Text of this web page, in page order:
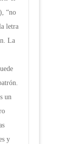
“no
letra
La
un
y